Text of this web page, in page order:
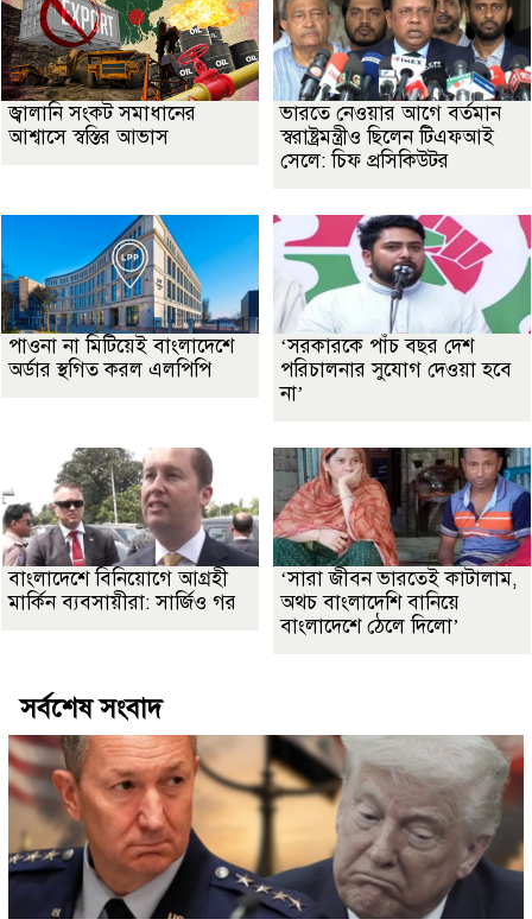
জ্বালানি সংকট সমাধানের
আশ্বাসে স্বস্তির আভাস
ভারতে নেওয়ার আগে বর্তমান
স্বরাষ্ট্রমন্ত্রীও ছিলেন টিএফআই
সেলে: চিফ প্রসিকিউটর
পাওনা না মিটিয়েই বাংলাদেশে
অর্ডার স্থগিত করল এলপিপি
‘সরকারকে পাঁচ বছর দেশ
পরিচালনার সুযোগ দেওয়া হবে
না’
বাংলাদেশে বিনিয়োগে আগ্রহী
মার্কিন ব্যবসায়ীরা: সার্জিও গর
‘সারা জীবন ভারতেই কাটালাম,
অথচ বাংলাদেশি বানিয়ে
বাংলাদেশে ঠেলে দিলো’
সর্বশেষ সংবাদ